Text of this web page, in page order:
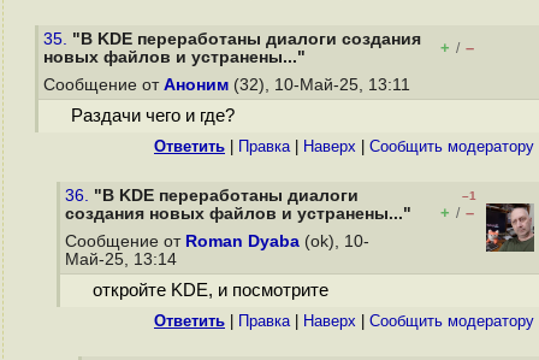
35. "В KDE переработаны диалоги создания
новых файлов и устранены..."
+ / –
Сообщение от Аноним (32), 10-Май-25, 13:11
Раздачи чего и где?
Ответить Правка| Наверх Cообщить модератору
36. "В KDE переработаны диалоги
создания новых файлов и устранены..."
–1
+ / –
Сообщение от Roman Dyaba (ok), 10-
Май-25, 13:14
откройте KDE, и посмотрите
Ответить Правка| Наверх Cообщить модератору